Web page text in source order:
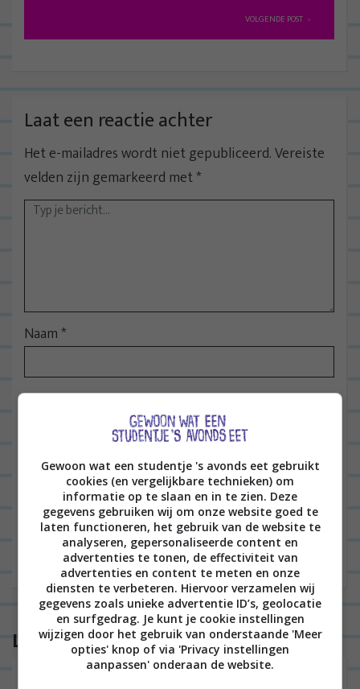
i
t
a
v
i
i
e
VOLGENDE POST
Laat een reactie achter
Het e-mailadres wordt niet gepubliceerd.Vereiste
velden zijn gemarkeerd met*
Naam*
Lees ook
Gewoon wat een studentje 's avonds eet gebruikt
cookies (en vergelijkbare technieken) om
informatie op te slaan en in te zien. Deze
gegevens gebruiken wij om onze website goed te
laten functioneren, het gebruik van de website te
analyseren, gepersonaliseerde content en
advertenties te tonen, de effectiviteit van
advertenties en content te meten en onze
diensten te verbeteren. Hiervoor verzamelen wij
gegevens zoals unieke advertentie ID’s, geolocatie
en surfgedrag. Je kunt je cookie instellingen
wijzigen door het gebruik van onderstaande 'Meer
opties' knop of via 'Privacy instellingen
aanpassen' onderaan de website.